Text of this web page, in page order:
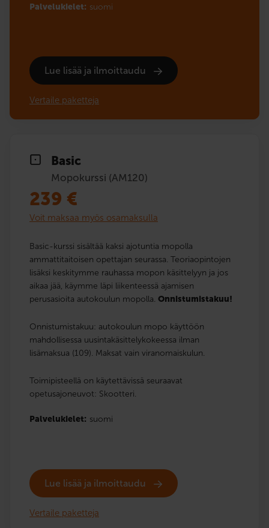
Palvelukielet: suomi
Lue lisää ja ilmoittaudu
Vertaile paketteja
Basic
Mopokurssi (AM120)
239 €
Voit maksaa myös osamaksulla
Basic-kurssi sisältää kaksi ajotuntia mopolla
ammattitaitoisen opettajan seurassa. Teoriaopintojen
lisäksi keskitymme rauhassa mopon käsittelyyn ja jos
aikaa jää, käymme läpi liikenteessä ajamisen
perusasioita autokoulun mopolla. Onnistumistakuu!
Onnistumistakuu: autokoulun mopo käyttöön
mahdollisessa uusintakäsittelykokeessa ilman
lisämaksua (109). Maksat vain viranomaiskulun.
Toimipisteellä on käytettävissä seuraavat
opetusajoneuvot: Skootteri.
Palvelukielet: suomi
Lue lisää ja ilmoittaudu
Vertaile paketteja